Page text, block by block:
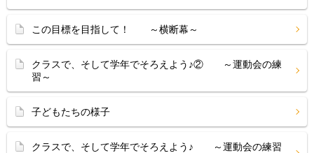
この目標を目指して！ ～横断幕～
クラスで、そして学年でそろえよう♪② ～運動会の練
習～
子どもたちの様子
クラスで、そして学年でそろえよう♪ ～運動会の練習